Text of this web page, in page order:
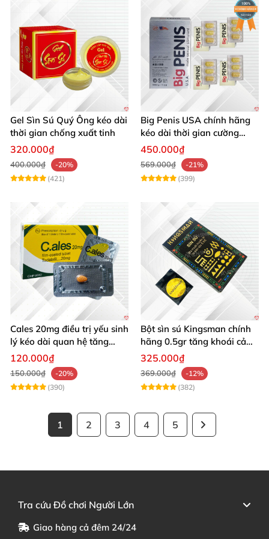
Gel Sìn Sú Quý Ông kéo dài
thời gian chống xuất tinh
320.000₫
400.000₫
-20%
(421)
Big Penis USA chính hãng
kéo dài thời gian cường
dương chống xuất tinh sớm
hộp 12 viên
450.000₫
569.000₫
-21%
(399)
Cales 20mg điều trị yếu sinh
lý kéo dài quan hệ tăng
cường cương dương
120.000₫
150.000₫
-20%
(390)
Bột sìn sú Kingsman chính
hãng 0.5gr tăng khoái cảm
kéo dài
325.000₫
369.000₫
-12%
(382)
1 2 3 4 5
Tra cứu Đồ chơi Người Lớn
Giao hàng cả đêm 24/24